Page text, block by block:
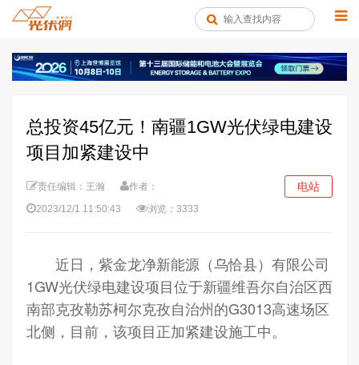
总投资45亿元！南疆1GW光伏绿电建设
项目加紧建设中
责任编辑：王瀚
作者：
2023/12/1 11:50:43
浏览：3333
电站
近日，紫金龙净新能源（乌恰县）有限公司
1GW光伏绿电建设项目位于新疆维吾尔自治区西
南部克孜勒苏柯尔克孜自治州的G3013高速场区
北侧，目前，该项目正加紧建设施工中。